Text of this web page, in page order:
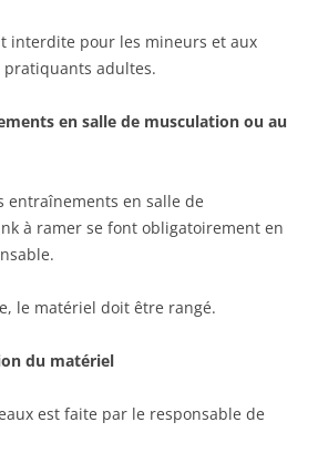
interdite pour les mineurs et aux
adultes.
en salle de musculation ou au
entraînements en salle de
à ramer se font obligatoirement en
le matériel doit être rangé.
du matériel
est faite par le responsable de